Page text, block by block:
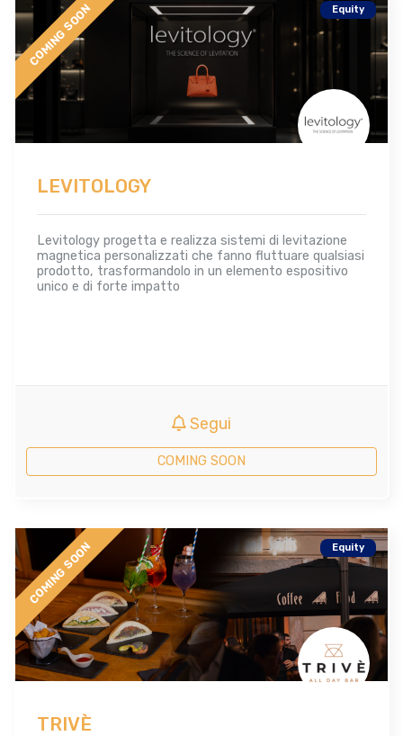
COMING SOON Equity
LEVITOLOGY
Levitology progetta e realizza sistemi di levitazione
magnetica personalizzati che fanno fluttuare qualsiasi
prodotto, trasformandolo in un elemento espositivo
unico e di forte impatto
Segui
COMING SOON
COMING SOON Equity
TRIVÈ